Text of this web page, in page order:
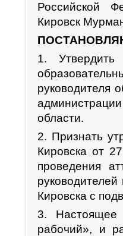
Российской
Кировск
1. Утвердить
руководителя
области.
2. Признать
Кировска от
проведения
Кировска с
3. Настоящее
рабочий», и